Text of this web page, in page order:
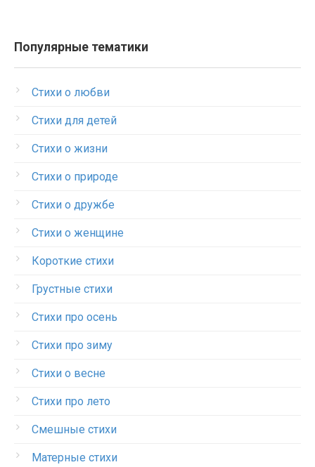
Популярные тематики
Стихи о любви
Стихи для детей
Стихи о жизни
Стихи о природе
Стихи о дружбе
Стихи о женщине
Короткие стихи
Грустные стихи
Стихи про осень
Стихи про зиму
Стихи о весне
Стихи про лето
Смешные стихи
Матерные стихи